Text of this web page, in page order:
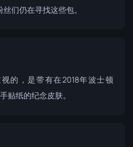
们仍在寻找这些包。
的，是带有在2018年波士顿
贴纸的纪念皮肤。